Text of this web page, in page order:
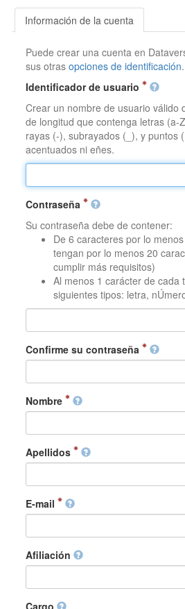
Información de la cuenta
Puede crear una cuenta en
sus otrasopciones de identificación.
Identificador de usuario
Crear un nombre de usuario válido
de longitud que contenga letras (a-
rayas (-), subrayados (_), y puntos
acentuados ni eñes.
Contraseña
Su contraseña debe de contener:
De 6 caracteres por lo
tengan por lo menos 20
cumplir más requisitos)
Al menos 1 carácter de cada
siguientes tipos: letra,
Confirme su contraseña
Nombre
Apellidos
E-mail
Afiliación
Cargo